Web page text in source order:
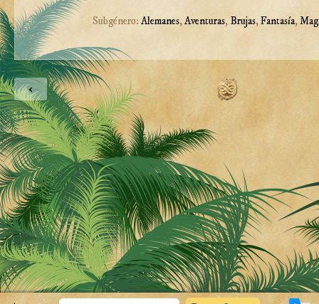
Subgénero: Alemanes,Aventuras, Brujas,Fantasía,
‹